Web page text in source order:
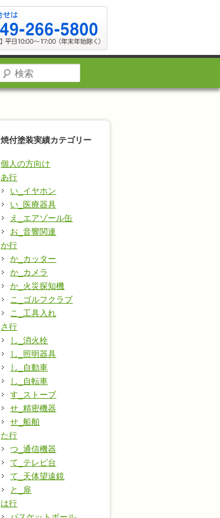
焼付塗装実績カテゴリー
個人の方向け
あ行
い_イヤホン
い_医療器具
え_エアゾール缶
お_音響関連
か行
か_カッター
か_カメラ
か_火災探知機
こ_ゴルフクラブ
こ_工具入れ
さ行
し_消火栓
し_照明器具
し_自動車
し_自転車
す_ストーブ
せ_精密機器
せ_船舶
た行
つ_通信機器
て_テレビ台
て_天体望遠鏡
と_扉
は行